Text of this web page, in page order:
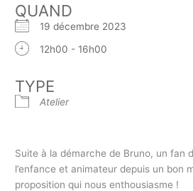
QUAND
19 décembre 2023
12h00 - 16h00
TYPE
Atelier
Suite à la démarche de Bruno, un fan
l’enfance et animateur depuis un bon
proposition qui nous enthousiasme !